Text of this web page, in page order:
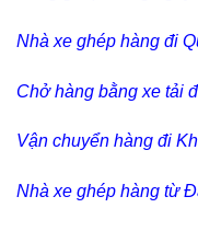
Nhà xe ghép hàng đi
Chở hàng bằng xe tải
Vận chuyển hàng đi
Nhà xe ghép hàng từ